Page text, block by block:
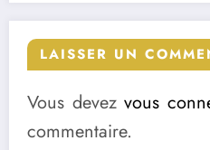
LAISSER UN
Vous devezvous
commentaire.